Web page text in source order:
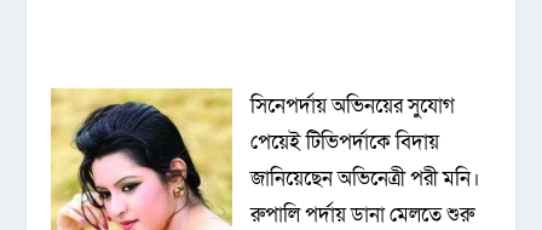
সিনেপর্দায় অভিনয়ের সুযোগ
পেয়েই টিভিপর্দাকে বিদায়
জানিয়েছেন অভিনেত্রী পরী মনি।
রুপালি পর্দায় ডানা মেলতে শুরু